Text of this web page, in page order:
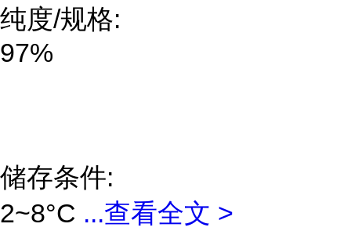
纯度/规格:
97%
储存条件:
2~8°C ...查看全文 >